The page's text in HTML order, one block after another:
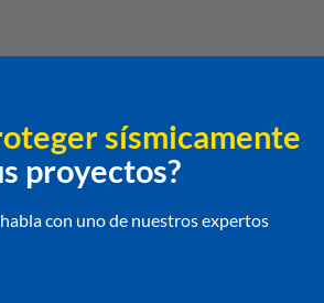
sísmicamente
proyectos?
con uno de nuestros expertos